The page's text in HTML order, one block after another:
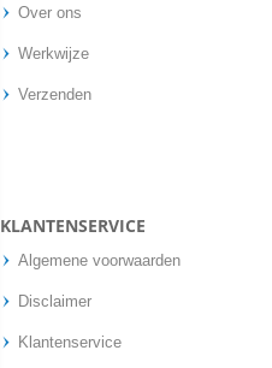
Over ons
Werkwijze
Verzenden
KLANTENSERVICE
Algemene voorwaarden
Disclaimer
Klantenservice